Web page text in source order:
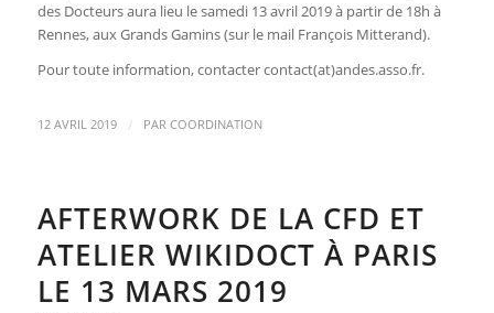
des Docteurs aura lieu le samedi 13 avril 2019 à partir de 18h à
Rennes, aux Grands Gamins (sur le mail François Mitterand).
Pour toute information, contacter contact(at)andes.asso.fr.
12 AVRIL 2019 / PAR COORDINATION
AFTERWORK DE LA CFD ET
ATELIER WIKIDOCT À PARIS
LE 13 MARS 2019